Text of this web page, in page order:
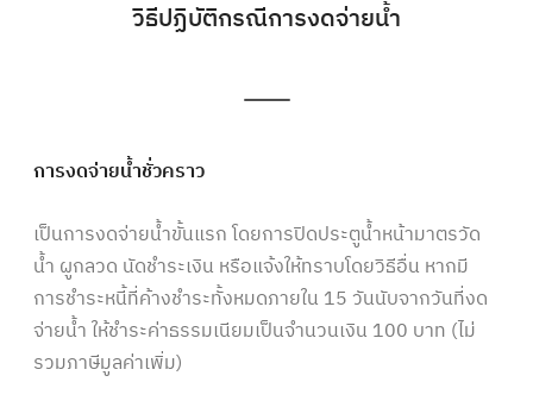
วิธีปฏิบัติกรณีการงดจ่ายน้ำ
การงดจ่ายน้ำชั่วคราว
เป็นการงดจ่ายน้ำขั้นแรก โดยการปิดประตูน้ำหน้ามาตรวัด
น้ำ ผูกลวด นัดชำระเงิน หรือแจ้งให้ทราบโดยวิธีอื่น หากมี
การชำระหนี้ที่ค้างชำระทั้งหมดภายใน 15 วันนับจากวันที่งด
จ่ายน้ำ ให้ชำระค่าธรรมเนียมเป็นจำนวนเงิน 100 บาท (ไม่
รวมภาษีมูลค่าเพิ่ม)